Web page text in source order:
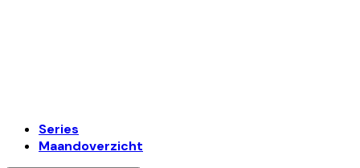
Series
Maandoverzicht